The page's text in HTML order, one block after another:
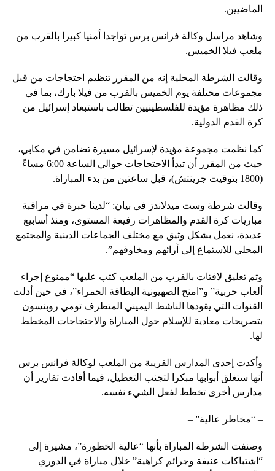
الماضيين.
وشاهد مراسل وكالة فرانس برس تواجدا أمنيا كبيرا بالقرب من
ملعب فيلا الخميس.
وقالت الشرطة المحلية إنه من المقرر تنظيم احتجاجات من قبل
مجموعات مختلفة يوم الخميس بالقرب من فيلا بارك، بما في
ذلك مظاهرة مؤيدة للفلسطينيين تطالب باستبعاد إسرائيل من
كرة القدم الدولية.
كما نظمت مجموعة مؤيدة لإسرائيل مسيرة تضامن في مكابي،
حيث من المقرر أن تبدأ الاحتجاجات حوالي الساعة 6:00 مساءً
(1800 بتوقيت جرينتش)، قبل ساعتين من بدء المباراة.
وقالت شرطة وست ميدلاندز في بيان: “لدينا خبرة في مراقبة
مباريات كرة القدم والمظاهرات رفيعة المستوى، ومنذ أسابيع
عديدة، نعمل بشكل وثيق مع مختلف الجماعات الدينية والمجتمع
المحلي للاستماع إلى آرائهم ومخاوفهم”.
وتم تعليق لافتات بالقرب من الملعب كتب عليها “ممنوع إجراء
ألعاب حربية” و”امنح الصهيونية البطاقة الحمراء”، في حين أدلت
القنوات التي يقودها الناشط اليميني المتطرف تومي روبنسون
بتصريحات معادية للإسلام حول المباراة والاحتجاجات المخطط
لها.
وأكدت إحدى المدارس القريبة من الملعب لوكالة فرانس برس
أنها ستغلق أبوابها مبكرا لتجنب التعطيل، فيما أفادت تقارير أن
مدارس أخرى تخطط لفعل الشيء نفسه.
– “مخاطر عالية” –
وصنفت الشرطة المباراة بأنها “عالية الخطورة”، مشيرة إلى
“اشتباكات عنيفة وجرائم كراهية” خلال مباراة في الدوري